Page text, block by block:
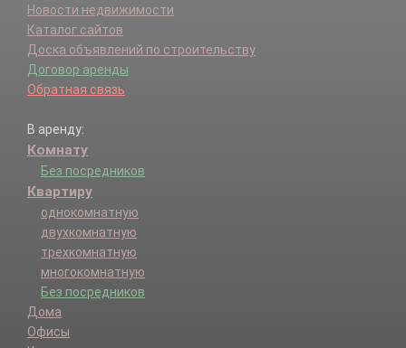
Новости недвижимости
Каталог сайтов
Доска объявлений по строительству
Договор аренды
Обратная связь
В аренду:
Комнату
Без посредников
Квартиру
однокомнатную
двухкомнатную
трехкомнатную
многокомнатную
Без посредников
Дома
Офисы